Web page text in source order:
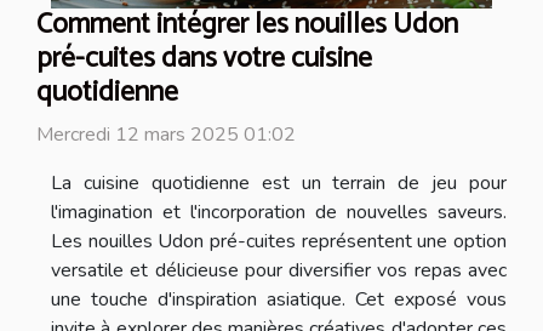
Comment intégrer les nouilles Udon
pré-cuites dans votre cuisine
quotidienne
Mercredi 12 mars 2025 01:02
La cuisine quotidienne est un terrain de jeu pour
l'imagination et l'incorporation de nouvelles saveurs.
Les nouilles Udon pré-cuites représentent une option
versatile et délicieuse pour diversifier vos repas avec
une touche d'inspiration asiatique. Cet exposé vous